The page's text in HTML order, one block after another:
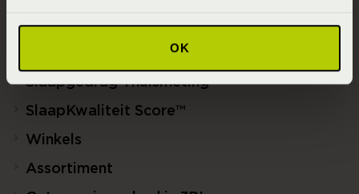
OK
Slaapgedrag Thuismeting
SlaapKwaliteit Score™
Winkels
Assortiment